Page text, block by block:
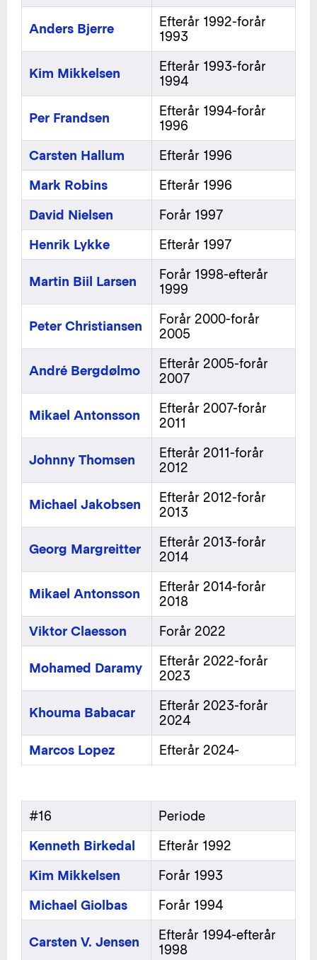
Anders Bjerre
Efterår 1992-forår
1993
Kim Mikkelsen
Efterår 1993-forår
1994
Per Frandsen
Efterår 1994-forår
1996
Carsten Hallum
Efterår 1996
Mark Robins
Efterår 1996
David Nielsen
Forår 1997
Henrik Lykke
Efterår 1997
Martin Biil Larsen
Forår 1998-efterår
1999
Peter Christiansen
Forår 2000-forår
2005
André Bergdølmo
Efterår 2005-forår
2007
Mikael Antonsson
Efterår 2007-forår
2011
Johnny Thomsen
Efterår 2011-forår
2012
Michael Jakobsen
Efterår 2012-forår
2013
Georg Margreitter
Efterår 2013-forår
2014
Mikael Antonsson
Efterår 2014-forår
2018
Viktor Claesson
Forår 2022
Mohamed Daramy
Efterår 2022-forår
2023
Khouma Babacar
Efterår 2023-forår
2024
Marcos Lopez
Efterår 2024-
#16
Periode
Kenneth Birkedal
Efterår 1992
Kim Mikkelsen
Forår 1993
Michael Giolbas
Forår 1994
Carsten V. Jensen
Efterår 1994-efterår
1998